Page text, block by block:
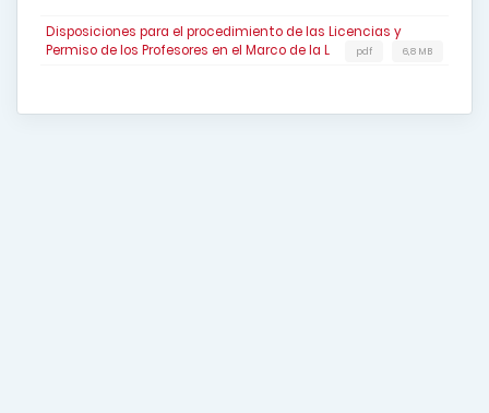
Disposiciones para el procedimiento de las Licencias y
Permiso de los Profesores en el Marco de la L
6,8 MB
pdf